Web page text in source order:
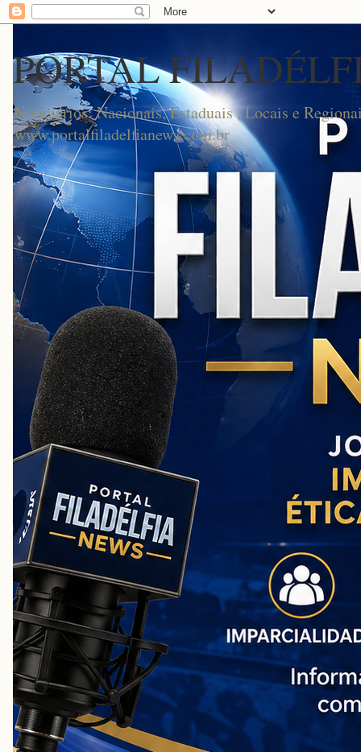
PORTAL
Noticiários: Nacionais, Estaduais , Locais e
www.portalfiladelfianews.com.br